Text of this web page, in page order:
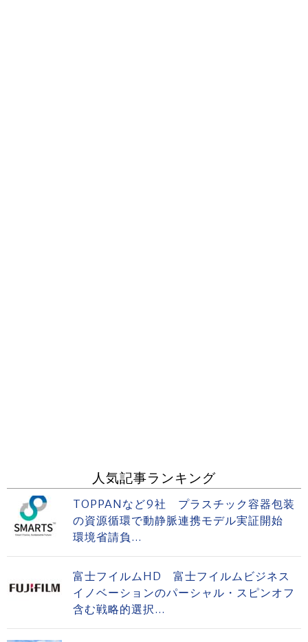
人気記事ランキング
TOPPANなど9社 プラスチック容器包装
の資源循環で動静脈連携モデル実証開始
環境省請負...
富士フイルムHD 富士フイルムビジネス
イノベーションのパーシャル・スピンオフ
含む戦略的選択...